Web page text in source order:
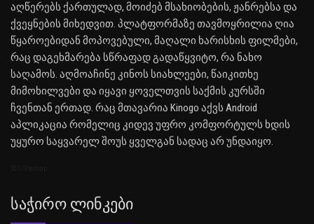
აღწერებს ქართულად, მოიძებ მსახიობების, ჟანრებსა და
ქვეყნების მიხედვით. პლატფორმაზე თავმოყრილია ღია
წყაროებიდან მოპოვებული, მაღალი ხარისხის ფილმები,
რაც დაგეხმარება სწრაფად გადაწყვიტო, რა ნახო
საღამოს. აღმოაჩინე კინოს სიახლეები, წაიკითხე
მიმოხილვები და იყავი ყოველთვის საქმის კურსში
ჩვენთან ერთად. რაც მთავარია Kinogo აქვს Android
აპლიკაცია რომელიც კიდევ უფრო კომფორტულს ხდის
უყურო საყვარელ შოუს ყველგან სადაც არ უნდაიყო.
Საჭირო Ლინკები